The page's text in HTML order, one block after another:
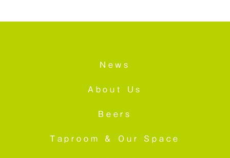
News
About Us
Beers
Taproom & Our Space